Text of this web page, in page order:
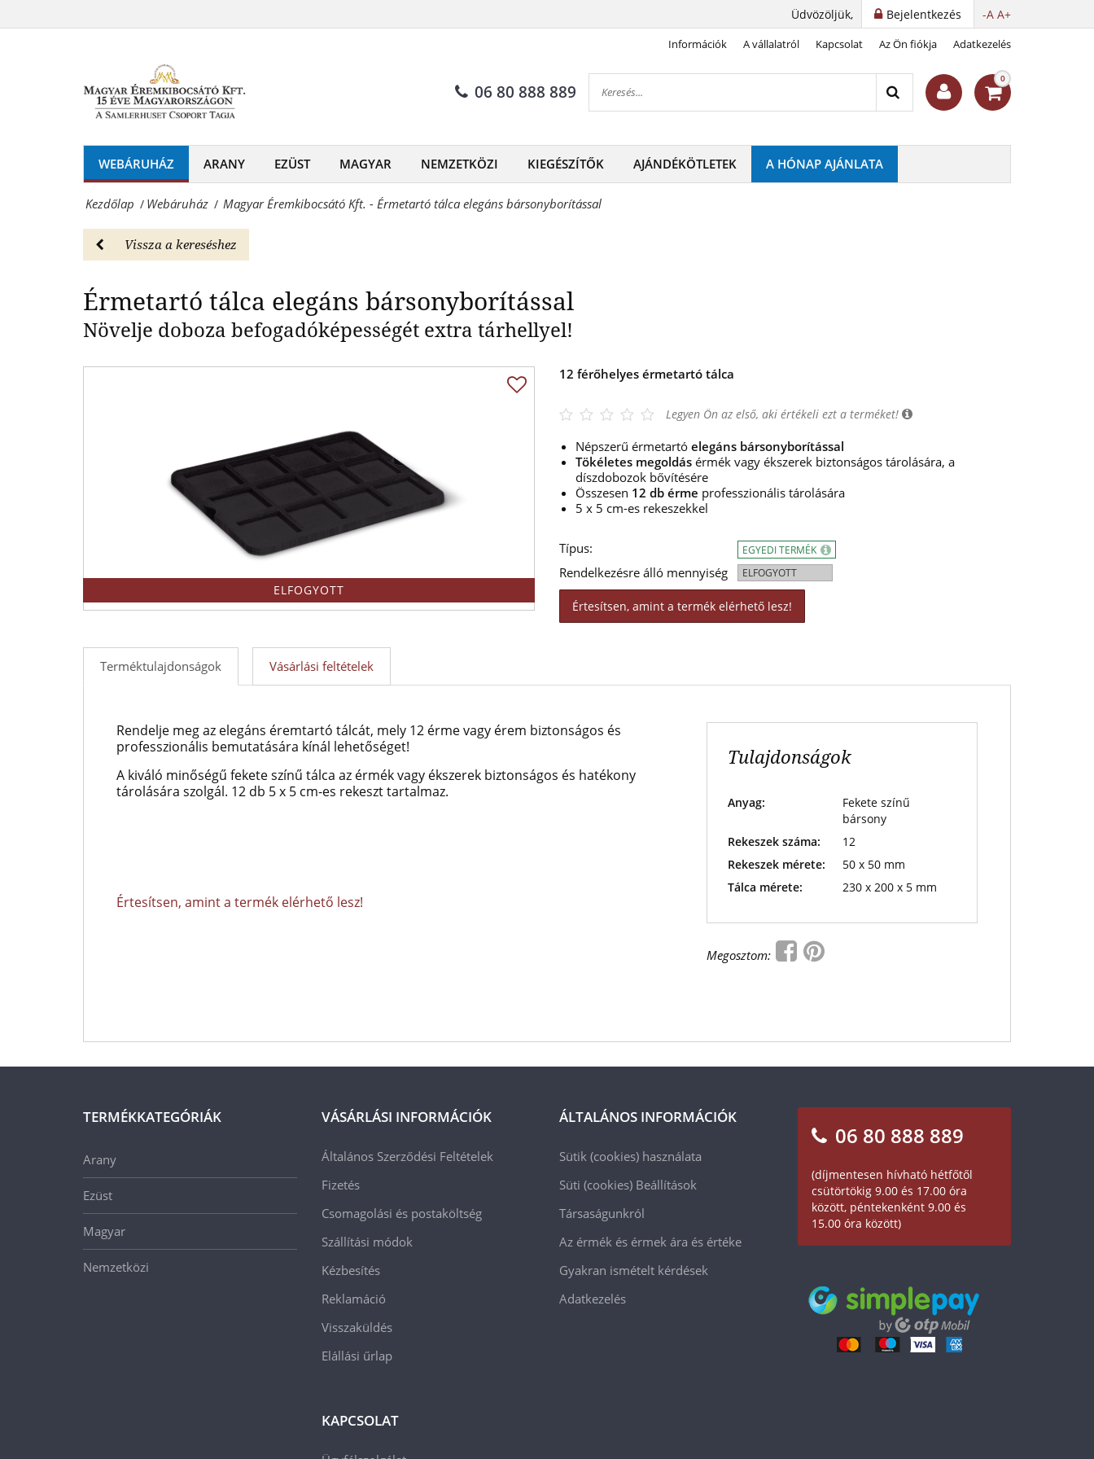
-
tálca
elegáns
bársonyborítással
Magyar
Éremkibocsátó
-A A+
Bejelentkezés
Üdvözöljük,
Információk A vállalatról Kapcsolat Az Ön fiókja Adatkezelés
06 80 888 889
0
WEBÁRUHÁZ ARANY EZÜST MAGYAR NEMZETKÖZI KIEGÉSZÍTŐK AJÁNDÉKÖTLETEK A HÓNAP AJÁNLATA
Kezdőlap / Webáruház / Magyar Éremkibocsátó Kft. - Érmetartó tálca elegáns bársonyborítással
Vissza a kereséshez
Érmetartó tálca elegáns bársonyborítással
Növelje doboza befogadóképességét extra tárhellyel!
ELFOGYOTT
12 férőhelyes érmetartó tálca
Legyen Ön az első, aki értékeli ezt a terméket!
Népszerű érmetartó elegáns bársonyborítással
Tökéletes megoldás érmék vagy ékszerek biztonságos tárolására, a
díszdobozok bővítésére
Összesen 12 db érme professzionális tárolására
5 x 5 cm-es rekeszekkel
Típus:
Rendelkezésre álló mennyiség
EGYEDI TERMÉK
ELFOGYOTT
Értesítsen, amint a termék elérhető lesz!
Terméktulajdonságok Vásárlási feltételek
Rendelje meg az elegáns éremtartó tálcát, mely 12 érme vagy érem biztonságos és
professzionális bemutatására kínál lehetőséget!
A kiváló minőségű fekete színű tálca az érmék vagy ékszerek biztonságos és hatékony
tárolására szolgál. 12 db 5 x 5 cm-es rekeszt tartalmaz.
Értesítsen, amint a termék elérhető lesz!
Tulajdonságok
Anyag:
Fekete színű
bársony
Rekeszek száma:
12
Rekeszek mérete:
50 x 50 mm
Tálca mérete:
230 x 200 x 5 mm
Megosztom:
Érmetartó tálca elegáns bársonyborítással
TERMÉKKATEGÓRIÁK
Arany
Ezüst
Magyar
Nemzetközi
VÁSÁRLÁSI INFORMÁCIÓK
Általános Szerződési Feltételek
Fizetés
Csomagolási és postaköltség
Szállítási módok
Kézbesítés
Reklamáció
Visszaküldés
Elállási űrlap
KAPCSOLAT
ÁLTALÁNOS INFORMÁCIÓK
Sütik (cookies) használata
Süti (cookies) Beállítások
Társaságunkról
Az érmék és érmek ára és értéke
Gyakran ismételt kérdések
Adatkezelés
06 80 888 889
(díjmentesen hívható hétfőtől
csütörtökig 9.00 és 17.00 óra
között, péntekenként 9.00 és
15.00 óra között)
Webáruház
Éremkibocsátó
Érmék
emlékérmek
hivatalos
forgalmazója!